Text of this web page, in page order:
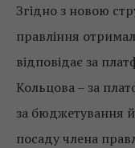
Згідно з новою
правління
відповідає за
Кольцова – за
за бюджетування
посаду члена